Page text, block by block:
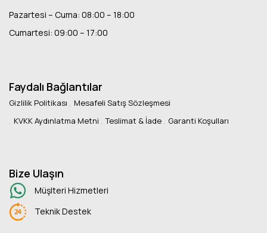
Pazartesi – Cuma: 08:00 – 18:00
Cumartesi: 09:00 – 17:00
Faydalı Bağlantılar
Gizlilik Politikası
Mesafeli Satış Sözleşmesi
KVKK Aydınlatma Metni
Teslimat & İade Garanti Koşulları
Bize Ulaşın
Müşlteri Hizmetleri
Teknik Destek